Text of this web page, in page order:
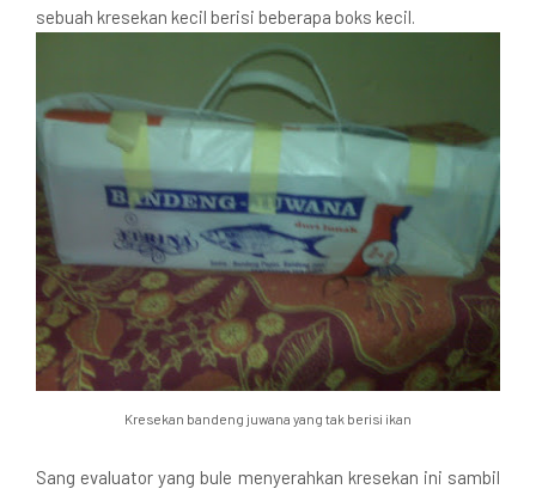
sebuah kresekan kecil berisi beberapa boks kecil.
Kresekan bandeng juwana yang tak berisi ikan
Sang evaluator yang bule menyerahkan kresekan ini sambil